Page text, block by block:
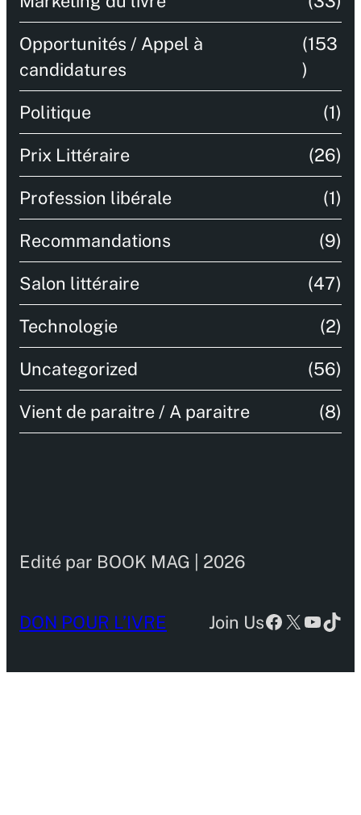
Opportunités / Appel à
candidatures
(153
)
Politique (1)
Prix Littéraire (26)
Profession libérale (1)
Recommandations (9)
Salon littéraire (47)
Technologie (2)
Uncategorized (56)
Vient de paraitre / A paraitre (8)
Edité par BOOK MAG | 2026
DON POUR L’IVRE Join UsFacebook
X